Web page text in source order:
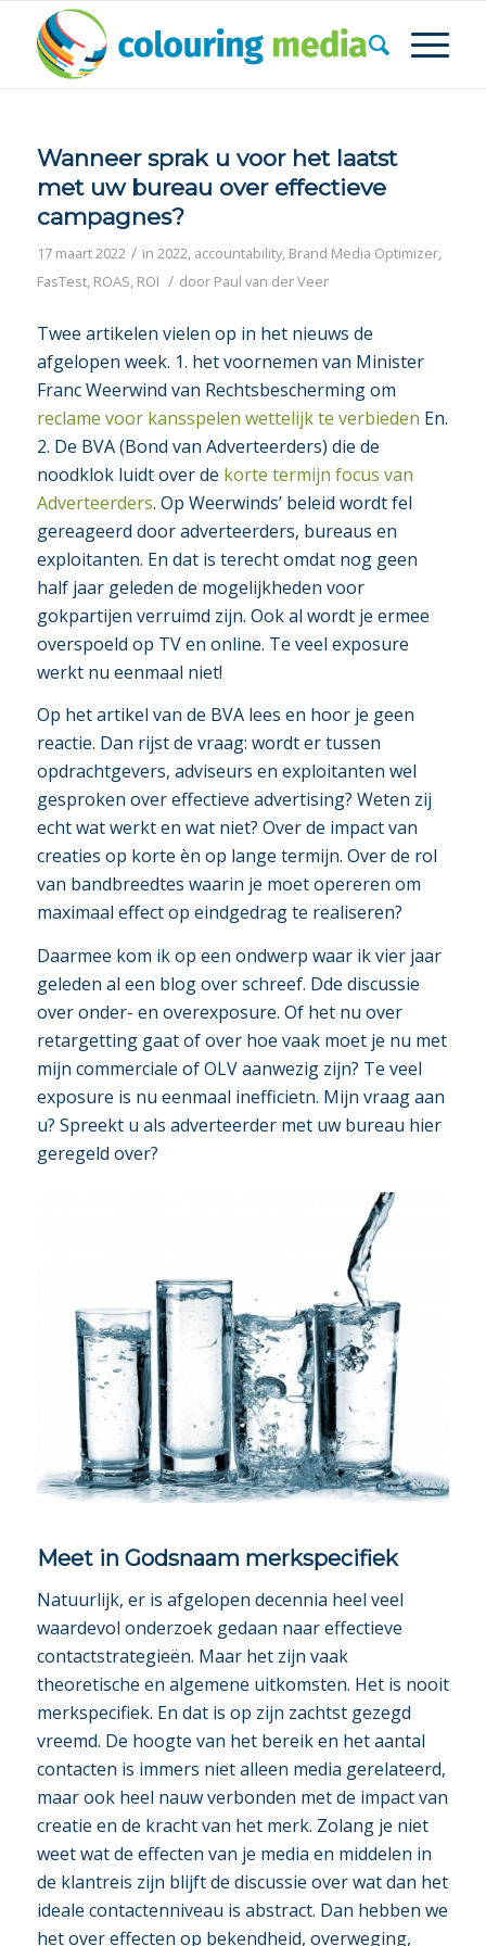
Wanneer sprak u voor het laatst
met uw bureau over effectieve
campagnes?
17 maart 2022 / in 2022, accountability, Brand Media Optimizer,
FasTest, ROAS, ROI / door Paul van der Veer
Twee artikelen vielen op in het nieuws de
afgelopen week. 1. het voornemen van Minister
Franc Weerwind van Rechtsbescherming om
reclame voor kansspelen wettelijk te verbieden En.
2. De BVA (Bond van Adverteerders) die de
noodklok luidt over de korte termijn focus van
Adverteerders. Op Weerwinds’ beleid wordt fel
gereageerd door adverteerders, bureaus en
exploitanten. En dat is terecht omdat nog geen
half jaar geleden de mogelijkheden voor
gokpartijen verruimd zijn. Ook al wordt je ermee
overspoeld op TV en online. Te veel exposure
werkt nu eenmaal niet!
Op het artikel van de BVA lees en hoor je geen
reactie. Dan rijst de vraag: wordt er tussen
opdrachtgevers, adviseurs en exploitanten wel
gesproken over effectieve advertising? Weten zij
echt wat werkt en wat niet? Over de impact van
creaties op korte èn op lange termijn. Over de rol
van bandbreedtes waarin je moet opereren om
maximaal effect op eindgedrag te realiseren?
Daarmee kom ik op een ondwerp waar ik vier jaar
geleden al een blog over schreef. Dde discussie
over onder- en overexposure. Of het nu over
retargetting gaat of over hoe vaak moet je nu met
mijn commerciale of OLV aanwezig zijn? Te veel
exposure is nu eenmaal inefficietn. Mijn vraag aan
u? Spreekt u als adverteerder met uw bureau hier
geregeld over?
Meet in Godsnaam merkspecifiek
Natuurlijk, er is afgelopen decennia heel veel
waardevol onderzoek gedaan naar effectieve
contactstrategieën. Maar het zijn vaak
theoretische en algemene uitkomsten. Het is nooit
merkspecifiek. En dat is op zijn zachtst gezegd
vreemd. De hoogte van het bereik en het aantal
contacten is immers niet alleen media gerelateerd,
maar ook heel nauw verbonden met de impact van
creatie en de kracht van het merk. Zolang je niet
weet wat de effecten van je media en middelen in
de klantreis zijn blijft de discussie over wat dan het
ideale contactenniveau is abstract. Dan hebben we
het over effecten op bekendheid, overweging,